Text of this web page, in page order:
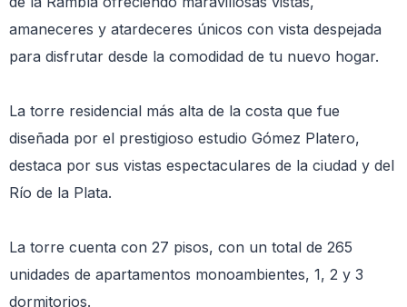
amaneceres y atardeceres únicos con vista despejada
para disfrutar desde la comodidad de tu nuevo hogar.
La torre residencial más alta de la costa que fue
diseñada por el prestigioso estudio Gómez Platero,
destaca por sus vistas espectaculares de la ciudad y del
Río de la Plata.
La torre cuenta con 27 pisos, con un total de 265
unidades de apartamentos monoambientes, 1, 2 y 3
dormitorios.